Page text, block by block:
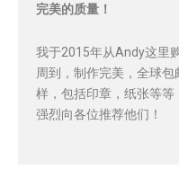
完美的质量！
我于2015年从Andy这里
周到，制作完美，全球
样，包括印章，纸张等
强烈向各位推荐他们！